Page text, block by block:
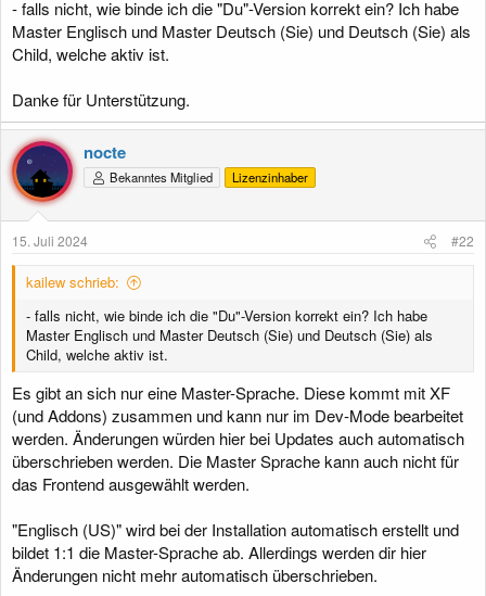
- falls nicht, wie binde ich die "Du"-Version korrekt ein? Ich habe
Master Englisch und Master Deutsch (Sie) und Deutsch (Sie) als
Child, welche aktiv ist.
Danke für Unterstützung.
nocte
Bekanntes Mitglied Lizenzinhaber
15. Juli 2024 #22
kailew schrieb:
- falls nicht, wie binde ich die "Du"-Version korrekt ein? Ich habe
Master Englisch und Master Deutsch (Sie) und Deutsch (Sie) als
Child, welche aktiv ist.
Es gibt an sich nur eine Master-Sprache. Diese kommt mit XF
(und Addons) zusammen und kann nur im Dev-Mode bearbeitet
werden. Änderungen würden hier bei Updates auch automatisch
überschrieben werden. Die Master Sprache kann auch nicht für
das Frontend ausgewählt werden.
"Englisch (US)" wird bei der Installation automatisch erstellt und
bildet 1:1 die Master-Sprache ab. Allerdings werden dir hier
Änderungen nicht mehr automatisch überschrieben.